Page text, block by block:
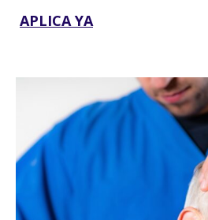
APLICA YA